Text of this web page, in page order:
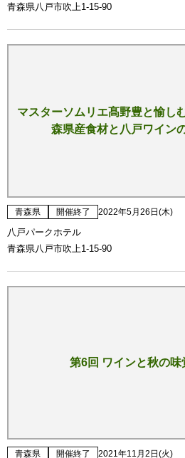
青森県八戸市吹上1-15-90
マスターソムリエ髙野豊と愉し
森県産食材と八戸ワイン
青森県 開催終了 2022年5月26日(木)
八戸パークホテル
青森県八戸市吹上1-15-90
第6回 ワインと秋の味
青森県 開催終了 2021年11月2日(火)